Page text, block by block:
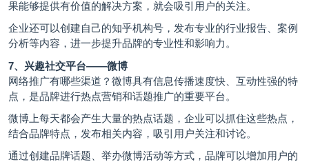
果能够提供有价值的解决方案，就会吸引用户的关注。
企业还可以创建自己的知乎机构号，发布专业的行业报告、案例
分析等内容，进一步提升品牌的专业性和影响力。
7、兴趣社交平台——微博
网络推广有哪些渠道？微博具有信息传播速度快、互动性强的特
点，是品牌进行热点营销和话题推广的重要平台。
微博上每天都会产生大量的热点话题，企业可以抓住这些热点，
结合品牌特点，发布相关内容，吸引用户关注和讨论。
通过创建品牌话题、举办微博活动等方式，品牌可以增加用户的